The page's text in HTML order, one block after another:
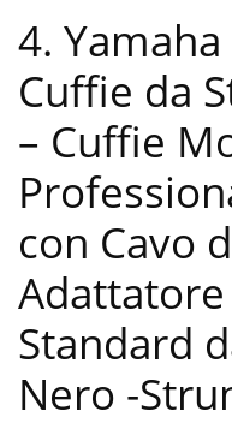
4.
Cuffie da
– Cuffie
con Cavo
Standard
Nero -